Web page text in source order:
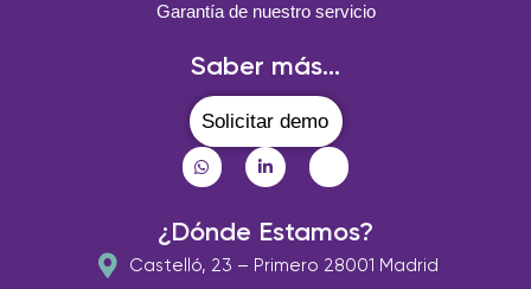
Garantía de nuestro servicio
Saber más...
Solicitar demo
¿Dónde Estamos?
Castelló, 23 – Primero 28001 Madrid